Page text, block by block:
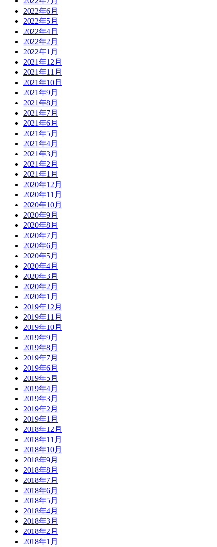
2022年6月
2022年5月
2022年4月
2022年2月
2022年1月
2021年12月
2021年11月
2021年10月
2021年9月
2021年8月
2021年7月
2021年6月
2021年5月
2021年4月
2021年3月
2021年2月
2021年1月
2020年12月
2020年11月
2020年10月
2020年9月
2020年8月
2020年7月
2020年6月
2020年5月
2020年4月
2020年3月
2020年2月
2020年1月
2019年12月
2019年11月
2019年10月
2019年9月
2019年8月
2019年7月
2019年6月
2019年5月
2019年4月
2019年3月
2019年2月
2019年1月
2018年12月
2018年11月
2018年10月
2018年9月
2018年8月
2018年7月
2018年6月
2018年5月
2018年4月
2018年3月
2018年2月
2018年1月